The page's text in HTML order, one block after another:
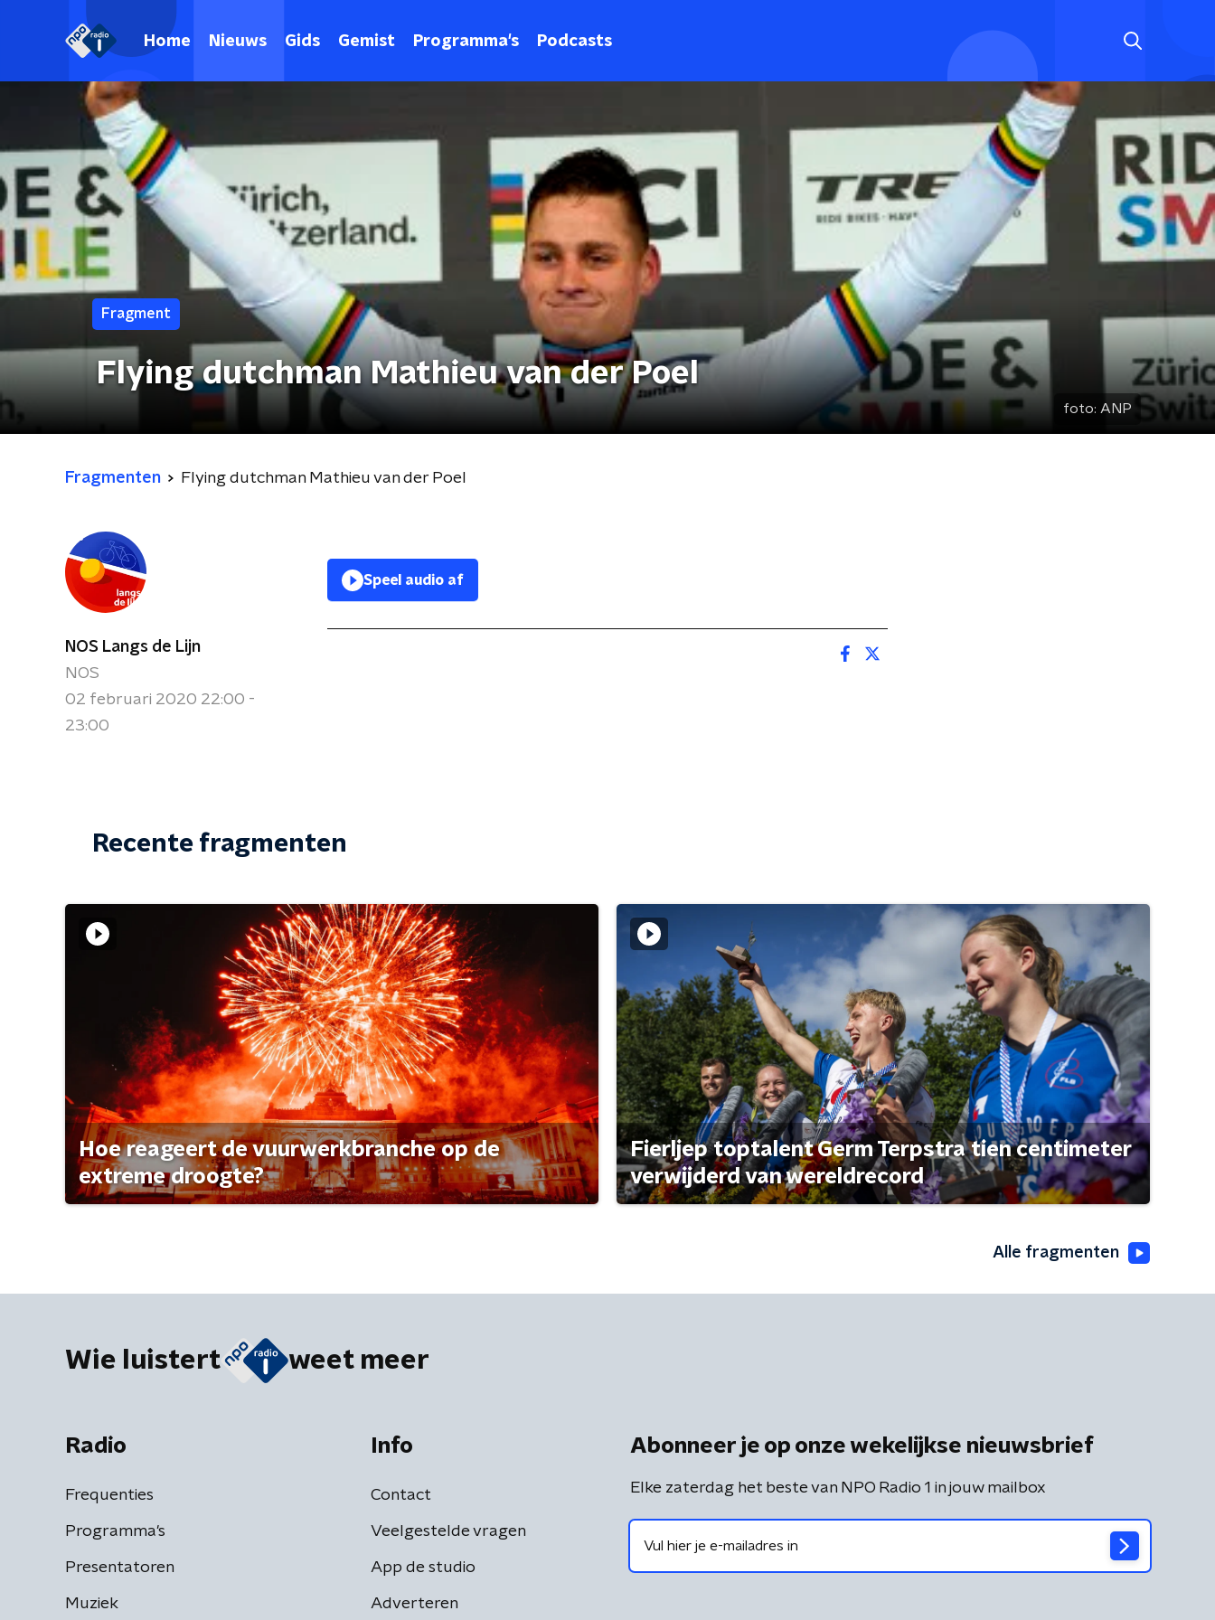
Home Nieuws Gids Gemist Programma's Podcasts
Fragment
Flying dutchman Mathieu van der Poel
foto: ANP
Fragmenten Flying dutchman Mathieu van der Poel
NOS Langs de Lijn
NOS
02 februari 2020 22:00 -
23:00
Speel audio af
Recente fragmenten
Hoe reageert de vuurwerkbranche op de
extreme droogte?
Fierljep toptalent Germ Terpstra tien centimeter
verwijderd van wereldrecord
Alle fragmenten
Wie luistert weet meer
Radio
Frequenties
Programma's
Presentatoren
Muziek
Info
Contact
Veelgestelde vragen
App de studio
Adverteren
Abonneer je op onze wekelijkse nieuwsbrief
Elke zaterdag het beste van NPO Radio 1 in jouw mailbox